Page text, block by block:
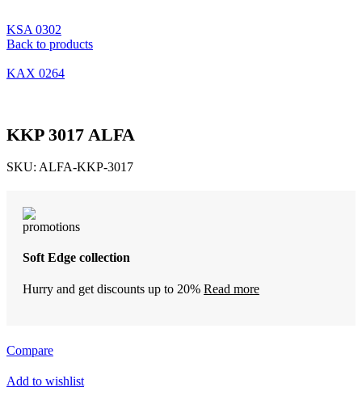
KSA 0302
Back to products
KAX 0264
KKP 3017 ALFA
SKU: ALFA-KKP-3017
Soft Edge collection
Hurry and get discounts up to 20% Read more
Compare
Add to wishlist